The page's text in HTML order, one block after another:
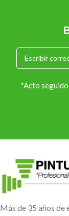
*Acto
Más de 35 años de